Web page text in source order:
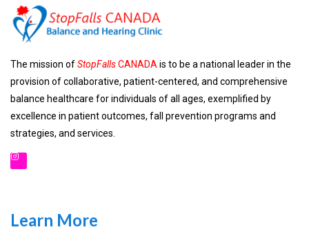
The mission ofStopFallsCANADA is to be a national leader in the
provision of collaborative, patient-centered, and comprehensive
balance healthcare for individuals of all ages, exemplified by
excellence in patient outcomes, fall prevention programs and
strategies, and services.
Learn More